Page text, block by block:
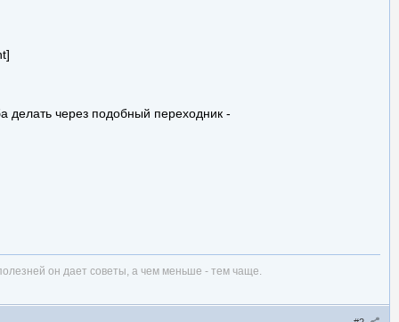
делать через подобный переходник -
он дает советы, а чем меньше - тем чаще.